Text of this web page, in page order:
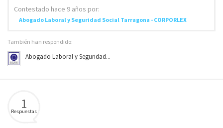
Contestado hace 9 años por:
Abogado Laboral y Seguridad Social Tarragona - CORPORLEX
También han respondido:
Abogado Laboral y Seguridad...
1
Respuestas